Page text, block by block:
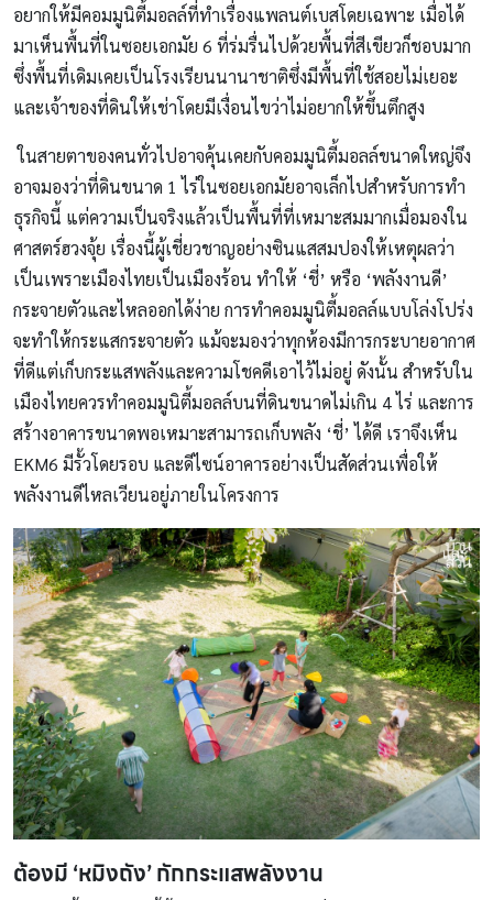
อยากให้มีคอมมูนิตี้มอลล์ที่ทำเรื่องแพลนต์เบสโดยเฉพาะ เมื่อได้
มาเห็นพื้นที่ในซอยเอกมัย 6 ที่ร่มรื่นไปด้วยพื้นที่สีเขียวก็ชอบมาก
ซึ่งพื้นที่เดิมเคยเป็นโรงเรียนนานาชาติซึ่งมีพื้นที่ใช้สอยไม่เยอะ
และเจ้าของที่ดินให้เช่าโดยมีเงื่อนไขว่าไม่อยากให้ขึ้นตึกสูง
ในสายตาของคนทั่วไปอาจคุ้นเคยกับคอมมูนิตี้มอลล์ขนาดใหญ่จึง
อาจมองว่าที่ดินขนาด 1 ไร่ในซอยเอกมัยอาจเล็กไปสำหรับการทำ
ธุรกิจนี้ แต่ความเป็นจริงแล้วเป็นพื้นที่ที่เหมาะสมมากเมื่อมองใน
ศาสตร์ฮวงจุ้ย เรื่องนี้ผู้เชี่ยวชาญอย่างซินแสสมปองให้เหตุผลว่า
เป็นเพราะเมืองไทยเป็นเมืองร้อน ทำให้ ‘ชี่’ หรือ ‘พลังงานดี’
กระจายตัวและไหลออกได้ง่าย การทำคอมมูนิตี้มอลล์แบบโล่งโปร่ง
จะทำให้กระแสกระจายตัว แม้จะมองว่าทุกห้องมีการกระบายอากาศ
ที่ดีแต่เก็บกระแสพลังและความโชคดีเอาไว้ไม่อยู่ ดังนั้น สำหรับใน
เมืองไทยควรทำคอมมูนิตี้มอลล์บนที่ดินขนาดไม่เกิน 4 ไร่ และการ
สร้างอาคารขนาดพอเหมาะสามารถเก็บพลัง ‘ชี่’ ได้ดี เราจึงเห็น
EKM6 มีรั้วโดยรอบ และดีไซน์อาคารอย่างเป็นสัดส่วนเพื่อให้
พลังงานดีไหลเวียนอยู่ภายในโครงการ
ต้องมี‘หมิงถัง’ กักกระแสพลังงาน